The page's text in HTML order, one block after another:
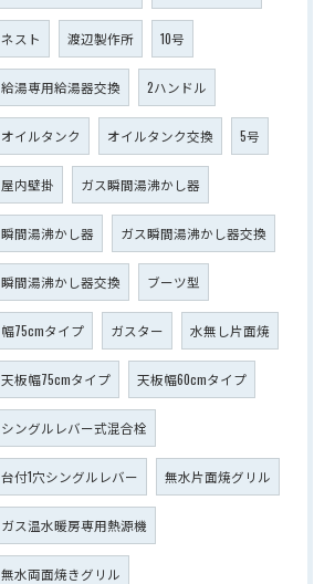
ネスト 渡辺製作所 10号
給湯専用給湯器交換 2ハンドル
オイルタンク オイルタンク交換 5号
屋内壁掛 ガス瞬間湯沸かし器
瞬間湯沸かし器 ガス瞬間湯沸かし器交換
瞬間湯沸かし器交換 ブーツ型
幅75cmタイプ ガスター 水無し片面焼
天板幅75cmタイプ 天板幅60cmタイプ
シングルレバー式混合栓
台付1穴シングルレバー 無水片面焼グリル
ガス温水暖房専用熱源機
無水両面焼きグリル